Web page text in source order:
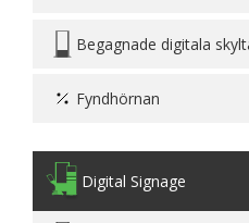
Begagnade digitala
Fyndhörnan
Digital Signage